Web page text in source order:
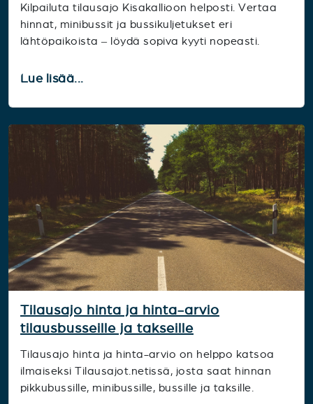
Kilpailuta tilausajo Kisakallioon helposti. Vertaa
hinnat, minibussit ja bussikuljetukset eri
lähtöpaikoista – löydä sopiva kyyti nopeasti.
Lue lisää...
Tilausajo hinta ja hinta-arvio
tilausbusseille ja takseille
Tilausajo hinta ja hinta-arvio on helppo katsoa
ilmaiseksi Tilausajot.netissä, josta saat hinnan
pikkubussille, minibussille, bussille ja taksille.